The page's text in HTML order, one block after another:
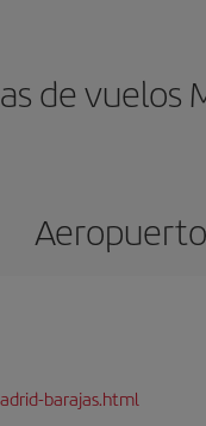
de vuelos
barajas.html